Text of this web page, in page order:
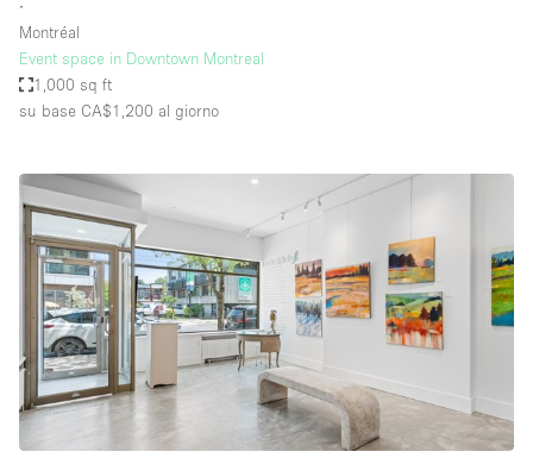
∙
Montréal
Event space in Downtown Montreal
1,000 sq ft
su base CA$1,200 al giorno